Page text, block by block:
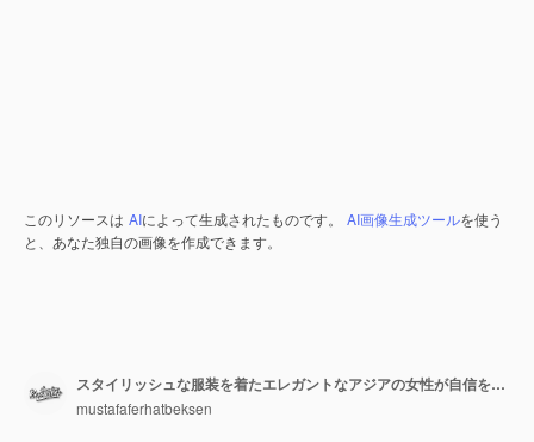
このリソースは AIによって生成されたものです。 AI画像生成ツールを使う
と、あなた独自の画像を作成できます。
スタイリッシュな服装を着たエレガントなアジアの女性が自信をもってポーズをとっています
mustafaferhatbeksen